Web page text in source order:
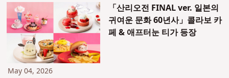
「산리오전 FINAL ver. 일본의
귀여운 문화 60년사」콜라보 카
페 & 애프터눈 티가 등장
May 04, 2026